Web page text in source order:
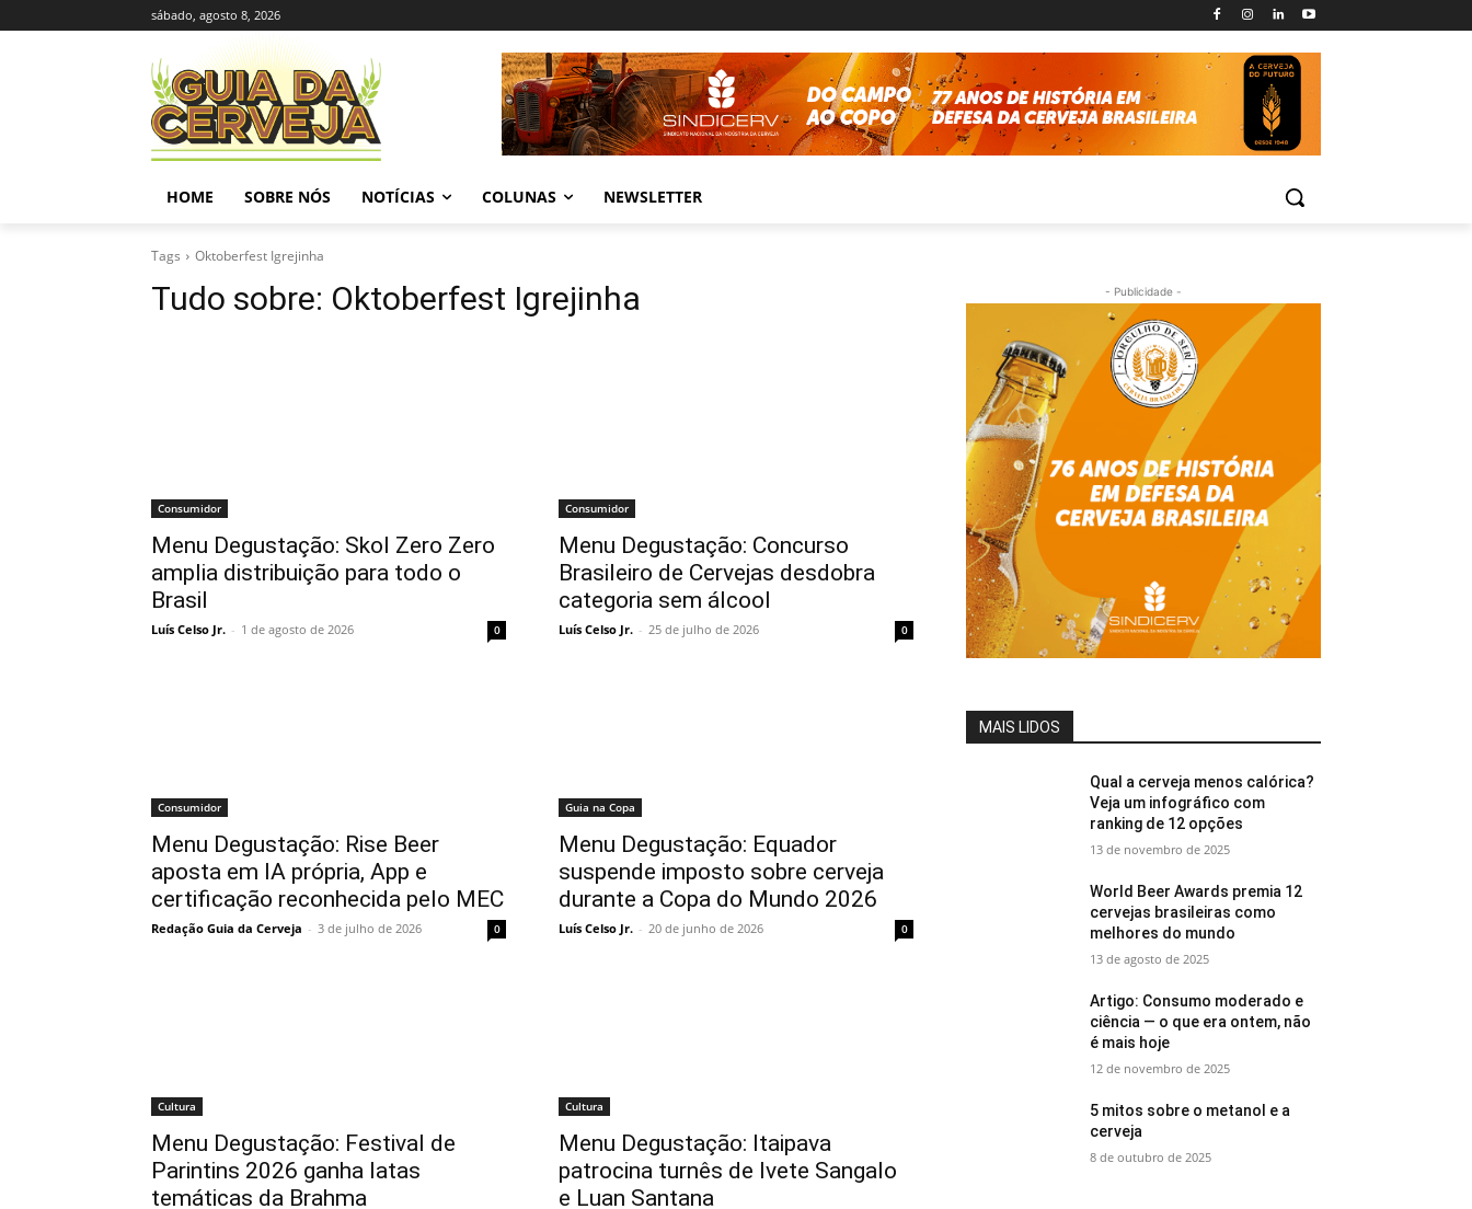
sábado, agosto 8, 2026
HOME SOBRE NÓS NOTÍCIAS COLUNAS NEWSLETTER
Tags Oktoberfest Igrejinha
Tudo sobre: Oktoberfest Igrejinha
Consumidor
Menu Degustação: Skol Zero Zero
amplia distribuição para todo o
Brasil
Luís Celso Jr. - 1 de agosto de 2026 0
Consumidor
Menu Degustação: Concurso
Brasileiro de Cervejas desdobra
categoria sem álcool
Luís Celso Jr. - 25 de julho de 2026 0
Consumidor
Menu Degustação: Rise Beer
aposta em IA própria, App e
certificação reconhecida pelo MEC
Redação Guia da Cerveja - 3 de julho de 2026 0
Guia na Copa
Menu Degustação: Equador
suspende imposto sobre cerveja
durante a Copa do Mundo 2026
Luís Celso Jr. - 20 de junho de 2026 0
Cultura
Menu Degustação: Festival de
Parintins 2026 ganha latas
temáticas da Brahma
Cultura
Menu Degustação: Itaipava
patrocina turnês de Ivete Sangalo
e Luan Santana
- Publicidade -
MAIS LIDOS
Qual a cerveja menos calórica?
Veja um infográfico com
ranking de 12 opções
13 de novembro de 2025
World Beer Awards premia 12
cervejas brasileiras como
melhores do mundo
13 de agosto de 2025
Artigo: Consumo moderado e
ciência — o que era ontem, não
é mais hoje
12 de novembro de 2025
5 mitos sobre o metanol e a
cerveja
8 de outubro de 2025